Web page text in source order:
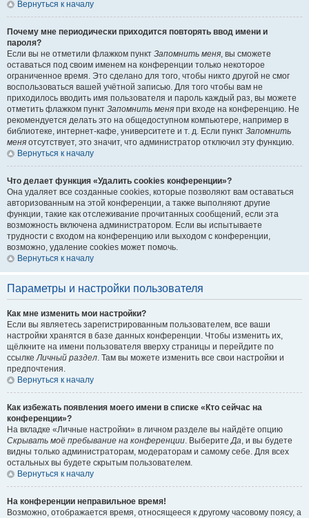
Вернуться к началу
Почему мне периодически приходится повторять ввод имени и
пароля?
Если вы не отметили флажком пункт Запомнить меня, вы сможете
оставаться под своим именем на конференции только некоторое
ограниченное время. Это сделано для того, чтобы никто другой не смог
воспользоваться вашей учётной записью. Для того чтобы вам не
приходилось вводить имя пользователя и пароль каждый раз, вы можете
отметить флажком пункт Запомнить меня при входе на конференцию. Не
рекомендуется делать это на общедоступном компьютере, например в
библиотеке, интернет-кафе, университете и т. д. Если пункт Запомнить
меня отсутствует, это значит, что администратор отключил эту функцию.
Вернуться к началу
Что делает функция «Удалить cookies конференции»?
Она удаляет все созданные cookies, которые позволяют вам оставаться
авторизованным на этой конференции, а также выполняют другие
функции, такие как отслеживание прочитанных сообщений, если эта
возможность включена администратором. Если вы испытываете
трудности с входом на конференцию или выходом с конференции,
возможно, удаление cookies может помочь.
Вернуться к началу
Параметры и настройки пользователя
Как мне изменить мои настройки?
Если вы являетесь зарегистрированным пользователем, все ваши
настройки хранятся в базе данных конференции. Чтобы изменить их,
щёлкните на имени пользователя вверху страницы и перейдите по
ссылкеЛичный раздел. Там вы можете изменить все свои настройки и
предпочтения.
Вернуться к началу
Как избежать появления моего имени в списке «Кто сейчас на
конференции»?
На вкладке «Личные настройки» в личном разделе вы найдёте опцию
Скрывать моё пребывание на конференции. ВыберитеДа, и вы будете
видны только администраторам, модераторам и самому себе. Для всех
остальных вы будете скрытым пользователем.
Вернуться к началу
На конференции неправильное время!
Возможно, отображается время, относящееся к другому часовому поясу, а